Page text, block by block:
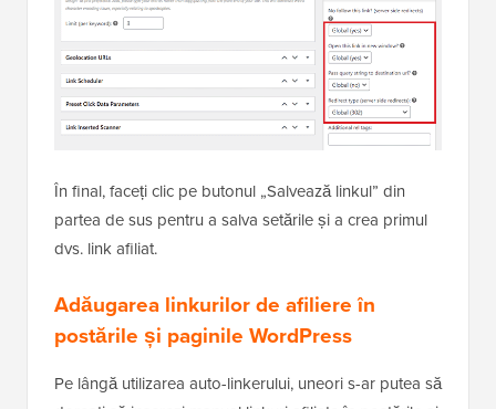
În final, faceți clic pe butonul „Salvează linkul” din
partea de sus pentru a salva setările și a crea primul
dvs. link afiliat.
Adăugarea linkurilor de afiliere în
postările și paginile WordPress
Pe lângă utilizarea auto-linkerului, uneori s-ar putea să